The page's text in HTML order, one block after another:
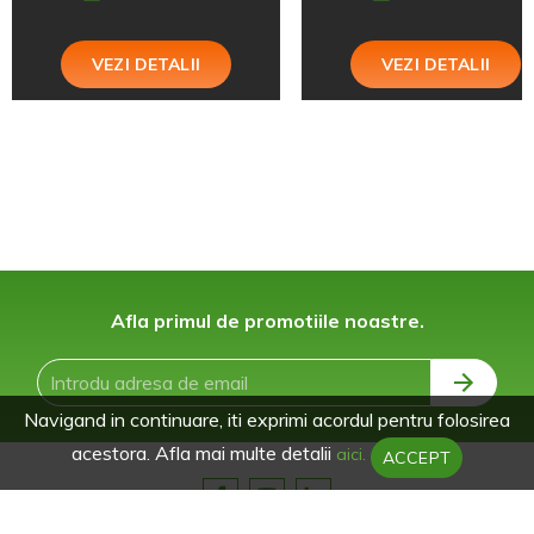
VEZI DETALII VEZI DETALII
Afla primul de promotiile noastre.
Navigand in continuare, iti exprimi acordul pentru folosirea
acestora. Afla mai multe detalii aici. ACCEPT